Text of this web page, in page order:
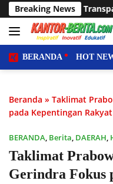
Langsung
ke
konten
Breaking News
Anggaran
BERANDA HOT
Beranda » Taklimat
pada Kepentingan
BERANDA, Berita, DAERAH,
Taklimat
Gerindra Fokus